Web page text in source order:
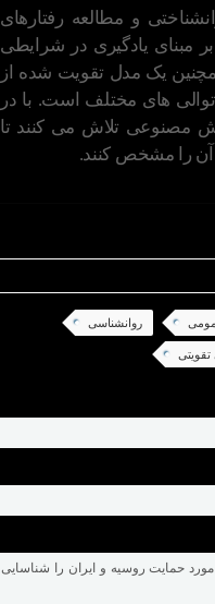
و مطالعه رفتارهای
مبنای یادگیری در شرایطی
یک مدل تقویت شده از
های مختلف است. با در
مصنوعی تلاش می کنند تا
را مشخص کنند.
روانشناسی
تقویتی
مورد حمایت روسیه و ایران را شناسایی